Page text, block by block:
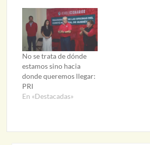
No se trata de dónde
estamos sino hacia
donde queremos llegar:
PRI
En «Destacadas»